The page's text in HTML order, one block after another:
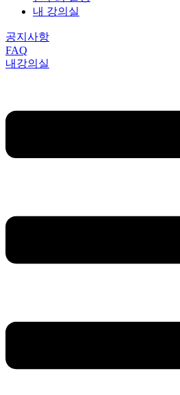
내 강의실
공지사항
FAQ
내강의실